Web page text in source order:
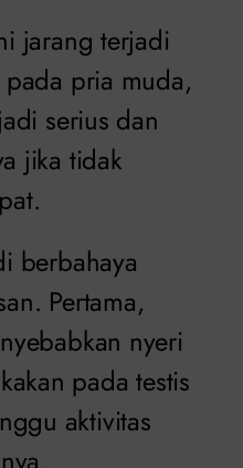
jarang terjadi
pria muda,
serius dan
jika tidak
berbahaya
Pertama,
nyeri
pada testis
aktivitas